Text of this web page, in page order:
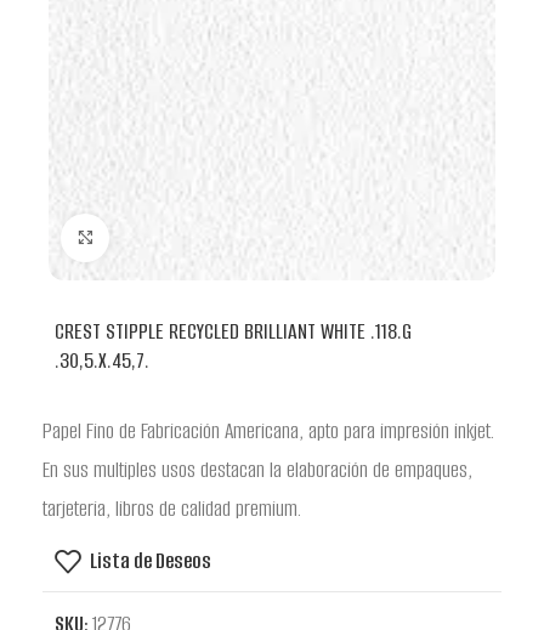
CREST STIPPLE RECYCLED BRILLIANT WHITE .118.G
.30,5.X.45,7.
Papel Fino de Fabricación Americana, apto para impresión inkjet.
En sus multiples usos destacan la elaboración de empaques,
tarjeteria, libros de calidad premium.
Lista de Deseos
SKU:12776